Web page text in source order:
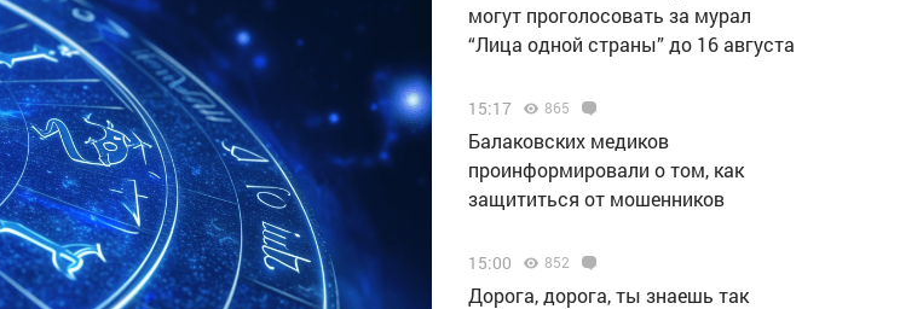
могут проголосовать за мурал
“Лица одной страны” до 16 августа
15:17 865
Балаковских медиков
проинформировали о том, как
защититься от мошенников
15:00 852
Дорога, дорога, ты знаешь так